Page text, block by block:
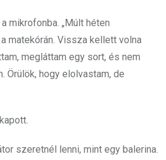
mikrofonba. „Múlt héten
matekórán. Vissza kellett volna
megláttam egy sort, és nem
Örülök, hogy elolvastam, de
szeretnél lenni, mint egy balerina.